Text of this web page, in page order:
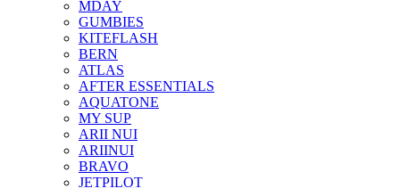
MDAY
GUMBIES
KITEFLASH
BERN
ATLAS
AFTER ESSENTIALS
AQUATONE
MY SUP
ARII NUI
ARIINUI
BRAVO
JETPILOT